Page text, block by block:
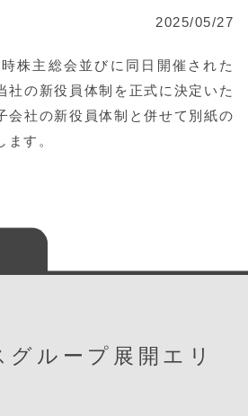
2025/05/27
株主総会並びに同日開催された
社の新役員体制を正式に決定いた
会社の新役員体制と併せて別紙の
ます。
グループ展開エリ